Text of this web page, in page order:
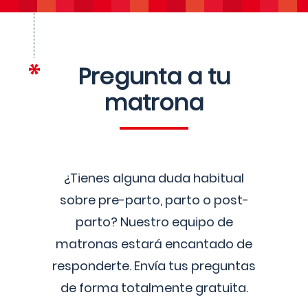
Pregunta a tu
matrona
¿Tienes alguna duda habitual
sobre pre-parto, parto o post-
parto? Nuestro equipo de
matronas estará encantado de
responderte. Envía tus preguntas
de forma totalmente gratuita.